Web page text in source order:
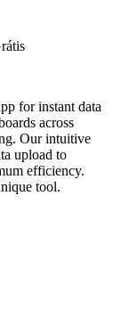
for instant data
across
Our intuitive
upload to
efficiency.
tool.